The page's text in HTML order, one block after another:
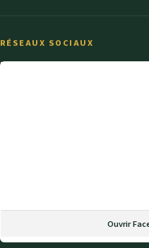
RÉSEAUX SOCIAUX
Ouvrir